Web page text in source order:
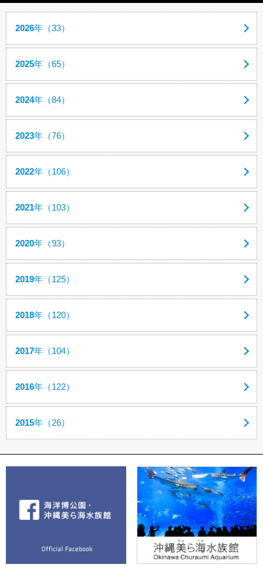
2026年（33）
2025年（65）
2024年（84）
2023年（76）
2022年（106）
2021年（103）
2020年（93）
2019年（125）
2018年（120）
2017年（104）
2016年（122）
2015年（26）